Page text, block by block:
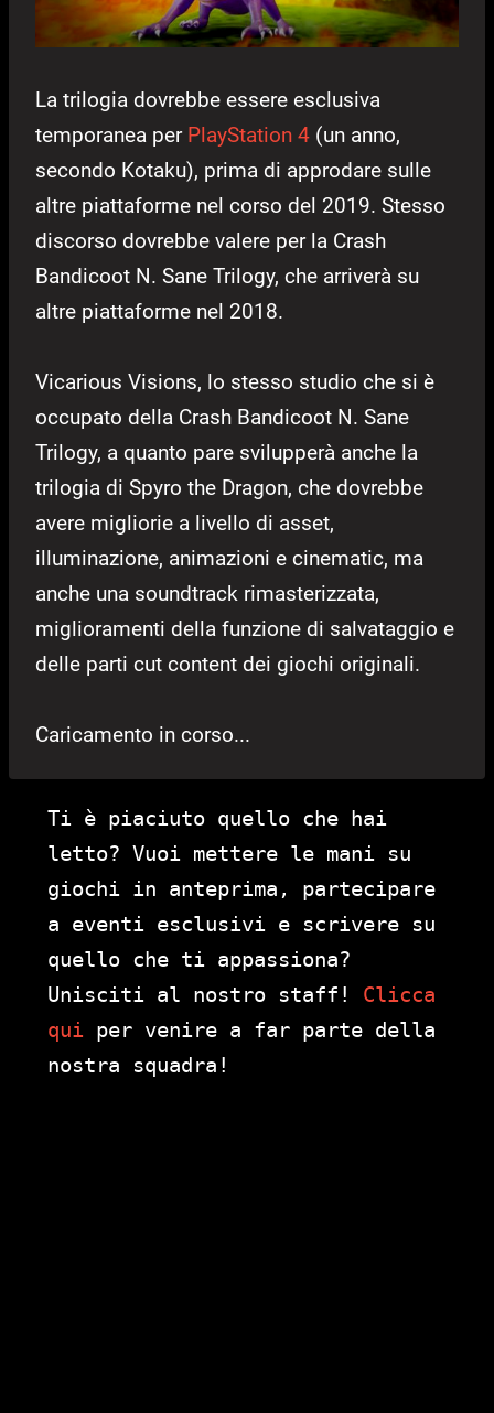
La trilogia dovrebbe essere esclusiva
temporanea per PlayStation 4 (un anno,
secondo Kotaku), prima di approdare sulle
altre piattaforme nel corso del 2019. Stesso
discorso dovrebbe valere per la Crash
Bandicoot N. Sane Trilogy, che arriverà su
altre piattaforme nel 2018.
Vicarious Visions, lo stesso studio che si è
occupato della Crash Bandicoot N. Sane
Trilogy, a quanto pare svilupperà anche la
trilogia di Spyro the Dragon, che dovrebbe
avere migliorie a livello di asset,
illuminazione, animazioni e cinematic, ma
anche una soundtrack rimasterizzata,
miglioramenti della funzione di salvataggio e
delle parti cut content dei giochi originali.
Caricamento in corso...
Ti è piaciuto quello che hai
letto? Vuoi mettere le mani su
giochi in anteprima, partecipare
a eventi esclusivi e scrivere su
quello che ti appassiona?
Unisciti al nostro staff! Clicca
qui per venire a far parte della
nostra squadra!